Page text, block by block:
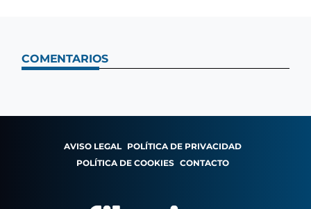
COMENTARIOS
AVISO LEGAL POLÍTICA DE PRIVACIDAD
POLÍTICA DE COOKIES CONTACTO